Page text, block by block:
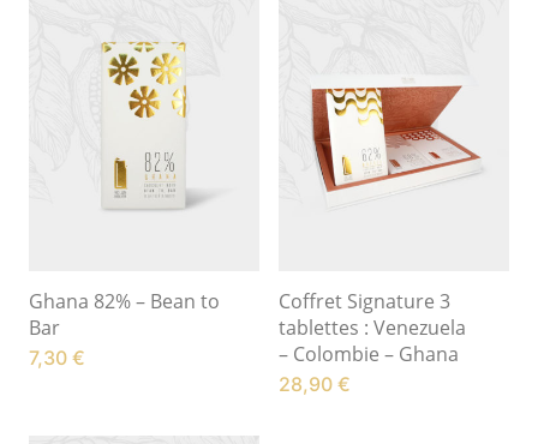
Ghana 82% – Bean to
Bar
7,30 €
Coffret Signature 3
tablettes : Venezuela
– Colombie – Ghana
28,90 €